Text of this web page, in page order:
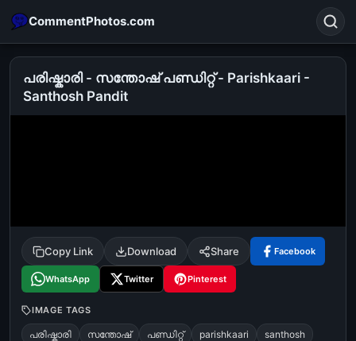
CommentPhotos.com
Search
tamil comedy
happy birthday good night
പരിഷ്കാരി - സന്തോഷ് പണ്ഡിറ്റ്‌ - Parishkaari -
Santhosh Pandit
Copy Link Download Share Facebook
WhatsApp Twitter Pinterest
IMAGE TAGS
പരിഷ്കാരി സന്തോഷ് പണ്ഡിറ്റ്‌ parishkaari
santhosh